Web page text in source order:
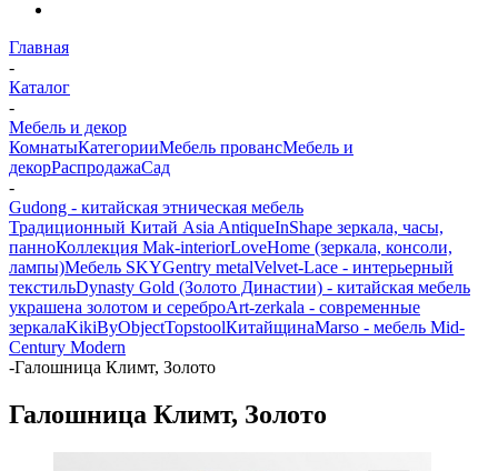
Главная
-
Каталог
-
Мебель и декор
КомнатыКатегорииМебель провансМебель и
декорРаспродажаСад
-
Gudong - китайская этническая мебель
Традиционный Китай Asia AntiqueInShape зеркала, часы,
панноКоллекция Mak-interiorLoveHome (зеркала, консоли,
лампы)Мебель SKYGentry metalVelvet-Lace - интерьерный
текстильDynasty Gold (Золото Династии) - китайская мебель
украшена золотом и сереброArt-zerkala - современные
зеркалаKikiByObjectTopstoolКитайщинаMarso - мебель Mid-
Century Modern
-Галошница Климт, Золото
Галошница Климт, Золото